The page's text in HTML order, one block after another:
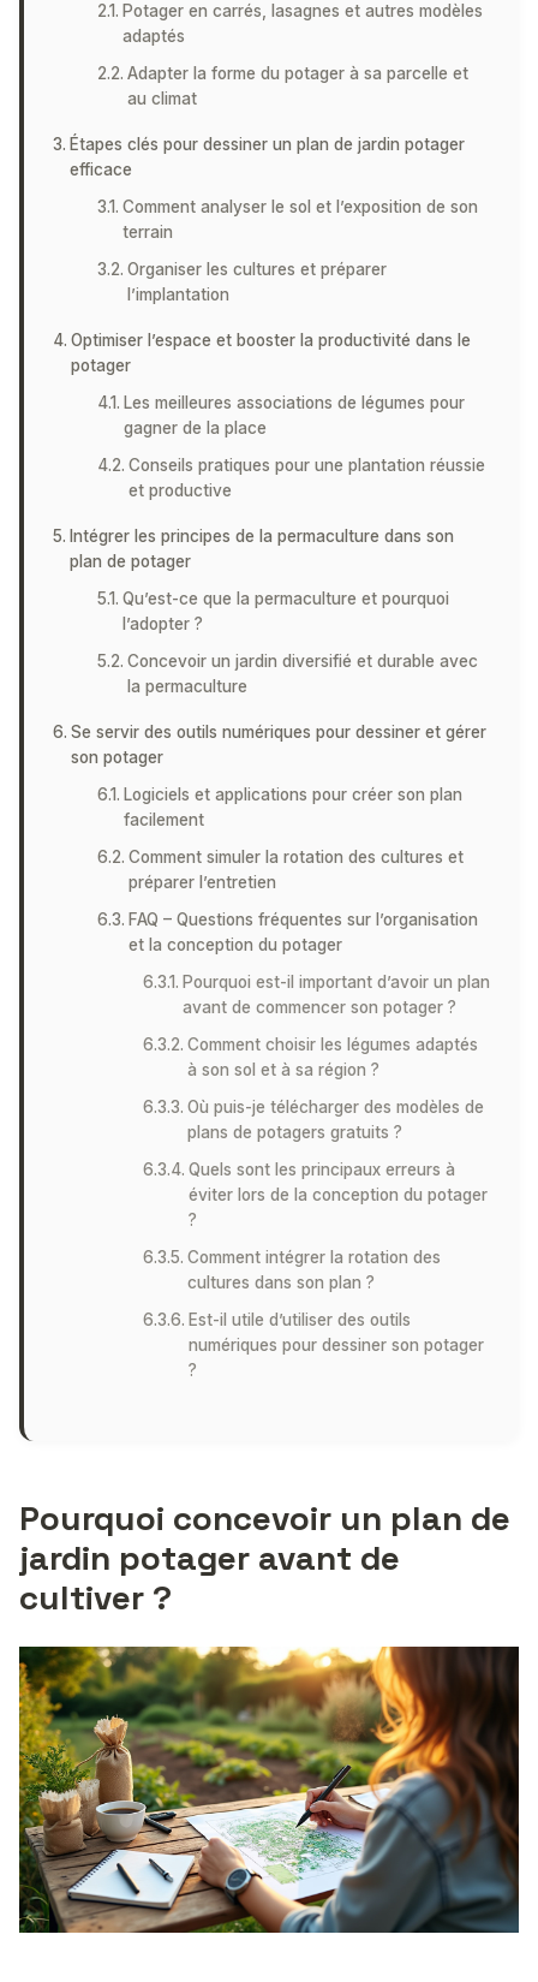
Potager en carrés, lasagnes et autres modèles
adaptés
Adapter la forme du potager à sa parcelle et
au climat
Étapes clés pour dessiner un plan de jardin potager
efficace
Comment analyser le sol et l’exposition de son
terrain
Organiser les cultures et préparer
l’implantation
Optimiser l’espace et booster la productivité dans le
potager
Les meilleures associations de légumes pour
gagner de la place
Conseils pratiques pour une plantation réussie
et productive
Intégrer les principes de la permaculture dans son
plan de potager
Qu’est-ce que la permaculture et pourquoi
l’adopter ?
Concevoir un jardin diversifié et durable avec
la permaculture
Se servir des outils numériques pour dessiner et gérer
son potager
Logiciels et applications pour créer son plan
facilement
Comment simuler la rotation des cultures et
préparer l’entretien
FAQ – Questions fréquentes sur l’organisation
et la conception du potager
Pourquoi est-il important d’avoir un plan
avant de commencer son potager ?
Comment choisir les légumes adaptés
à son sol et à sa région ?
Où puis-je télécharger des modèles de
plans de potagers gratuits ?
Quels sont les principaux erreurs à
éviter lors de la conception du potager
?
Comment intégrer la rotation des
cultures dans son plan ?
Est-il utile d’utiliser des outils
numériques pour dessiner son potager
?
Pourquoi concevoir un plan de
jardin potager avant de
cultiver ?